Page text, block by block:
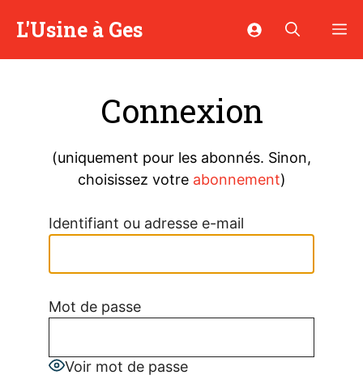
L'Usine à Ges
Connexion
(uniquement pour les abonnés. Sinon,
choisissez votre abonnement)
Identifiant ou adresse e-mail
Mot de passe
Voir mot de passe